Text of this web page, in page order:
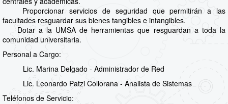
Proporcionar servicios de seguridad que permitirán a las
facultades resguardar sus bienes tangibles e intangibles.
Dotar a la UMSA de herramientas que resguardan a toda la
comunidad universitaria.
Personal a Cargo:
Lic. Marina Delgado - Administrador de Red
Lic. Leonardo Patzi Collorana - Analista de Sistemas
Teléfonos de Servicio: